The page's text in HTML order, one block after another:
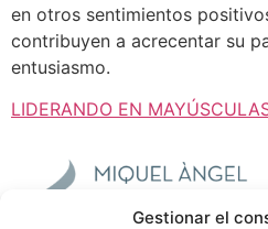
Gestionar el
en otros sentimientos
contribuyen a acrecentar su
entusiasmo.
LIDERANDO EN